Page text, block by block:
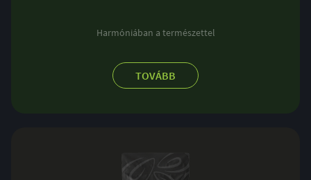
Harmóniában a természettel
TOVÁBB